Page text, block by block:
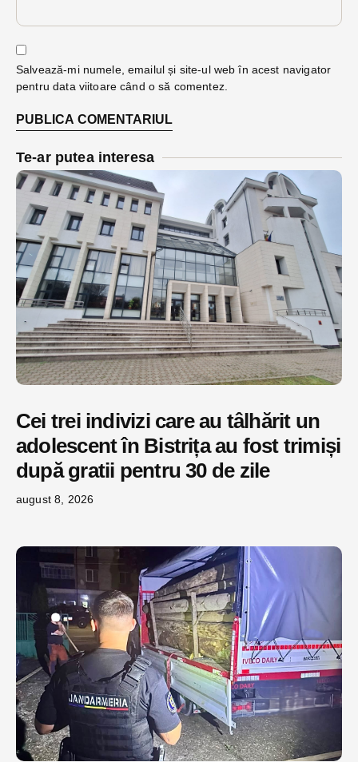
Salvează-mi numele, emailul și site-ul web în acest navigator
pentru data viitoare când o să comentez.
Te-ar putea interesa
Cei trei indivizi care au tâlhărit un
adolescent în Bistrița au fost trimiși
după gratii pentru 30 de zile
august 8, 2026